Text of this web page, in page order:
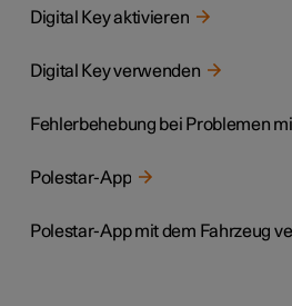
Digital Key aktivieren
Digital Key verwenden
Fehlerbehebung bei Problemen
Polestar-App
Polestar-App mit dem Fahrzeug